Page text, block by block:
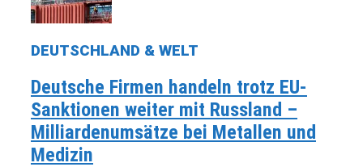
DEUTSCHLAND & WELT
Deutsche Firmen handeln trotz EU-
Sanktionen weiter mit Russland –
Milliardenumsätze bei Metallen und
Medizin